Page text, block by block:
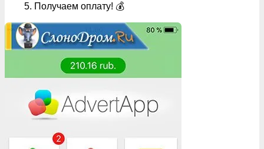
Получаем оплату! 💰